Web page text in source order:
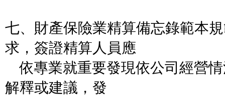
七、財產保險業精算備忘錄範本
求，簽證精算人員應
依專業就重要發現依公司經營
解釋或建議，發